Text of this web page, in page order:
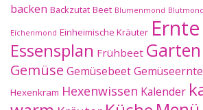
backen Backzutat Beet Blumenmond Blutmond
Eichenmond Einheimische Kräuter Ernte
Essensplan Frühbeet Garten
Gemüse GemüsebeetGemüseernte
Hexenkram Hexenwissen Kalender